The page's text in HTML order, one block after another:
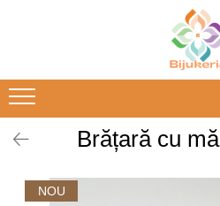
Brățară cu
NOU